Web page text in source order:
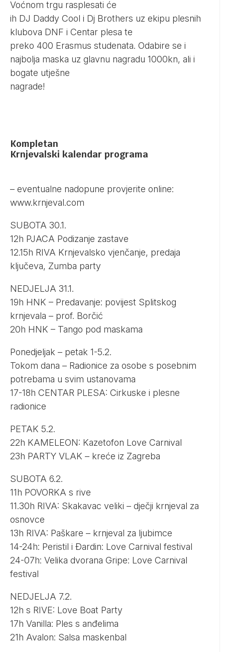
Voćnom trgu rasplesati će
ih DJ Daddy Cool i Dj Brothers uz ekipu plesnih
klubova DNF i Centar plesa te
preko 400 Erasmus studenata. Odabire se i
najbolja maska uz glavnu nagradu 1000kn, ali i
bogate utješne
nagrade!
Kompletan
Krnjevalski kalendar programa
– eventualne nadopune provjerite online:
www.krnjeval.com
SUBOTA 30.1.
12h PJACA Podizanje zastave
12.15h RIVA Krnjevalsko vjenčanje, predaja
ključeva, Zumba party
NEDJELJA 31.1.
19h HNK – Predavanje: povijest Splitskog
krnjevala – prof. Borčić
20h HNK – Tango pod maskama
Ponedjeljak – petak 1-5.2.
Tokom dana – Radionice za osobe s posebnim
potrebama u svim ustanovama
17-18h CENTAR PLESA: Cirkuske i plesne
radionice
PETAK 5.2.
22h KAMELEON: Kazetofon Love Carnival
23h PARTY VLAK – kreće iz Zagreba
SUBOTA 6.2.
11h POVORKA s rive
11.30h RIVA: Skakavac veliki – dječji krnjeval za
osnovce
13h RIVA: Paškare – krnjeval za ljubimce
14-24h: Peristil i Đardin: Love Carnival festival
24-07h: Velika dvorana Gripe: Love Carnival
festival
NEDJELJA 7.2.
12h s RIVE: Love Boat Party
17h Vanilla: Ples s anđelima
21h Avalon: Salsa maskenbal